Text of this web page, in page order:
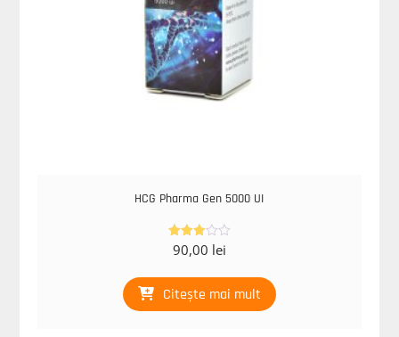
HCG Pharma Gen 5000 UI
Evaluat
la
90,00 lei
Citește mai mult